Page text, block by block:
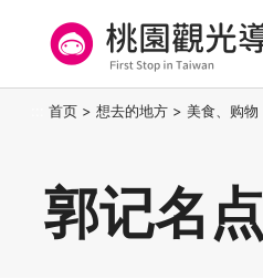
要
桃园观光导览网
首页 > 想去的地方 > 美食、购物
郭记名点